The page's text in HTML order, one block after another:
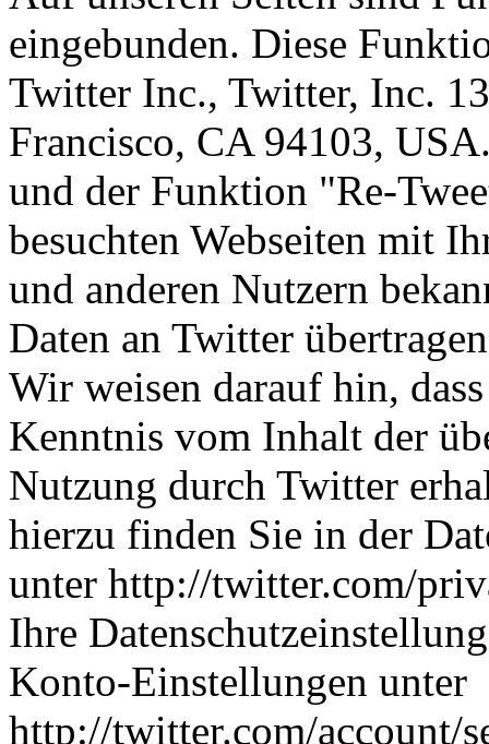
eingebunden. Diese
Twitter Inc., Twitter, Inc.
Francisco, CA 94103,
und der Funktion "Re-
besuchten Webseiten mit
und anderen Nutzern
Daten an Twitter
Wir weisen darauf hin,
Kenntnis vom Inhalt der
Nutzung durch Twitter
hierzu finden Sie in der
unter http://twitter.com/
Ihre
Konto-Einstellungen unter
http://twitter.com/account/